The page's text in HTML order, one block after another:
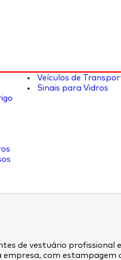
Veículos de
Sinais para Vidros
de vestuário profissional
com estampagem